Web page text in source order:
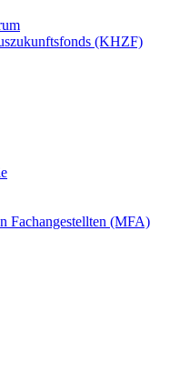
(KHZF)
Fachangestellten (MFA)